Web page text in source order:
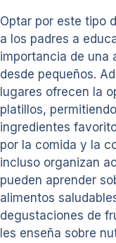
Optar por este tipo
a los padres a
importancia de una
desde pequeños.
lugares ofrecen la
platillos,
ingredientes
por la comida y la
incluso organizan
pueden aprender
alimentos
degustaciones de
les enseña sobre